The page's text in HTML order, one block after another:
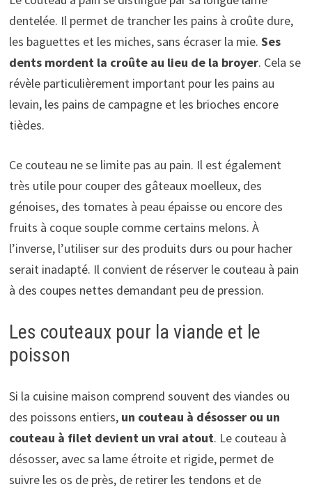
dentelée. Il permet de trancher les pains à croûte dure,
les baguettes et les miches, sans écraser la mie. Ses
dents mordent la croûte au lieu de la broyer. Cela se
révèle particulièrement important pour les pains au
levain, les pains de campagne et les brioches encore
tièdes.
Ce couteau ne se limite pas au pain. Il est également
très utile pour couper des gâteaux moelleux, des
génoises, des tomates à peau épaisse ou encore des
fruits à coque souple comme certains melons. À
l’inverse, l’utiliser sur des produits durs ou pour hacher
serait inadapté. Il convient de réserver le couteau à pain
à des coupes nettes demandant peu de pression.
Les couteaux pour la viande et le
poisson
Si la cuisine maison comprend souvent des viandes ou
des poissons entiers, un couteau à désosser ou un
couteau à filet devient un vrai atout. Le couteau à
désosser, avec sa lame étroite et rigide, permet de
suivre les os de près, de retirer les tendons et de